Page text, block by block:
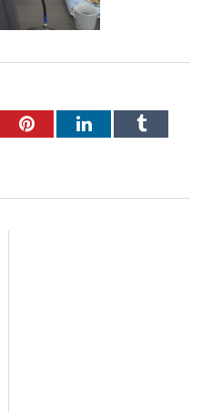
PinterestLinkedInTumblr